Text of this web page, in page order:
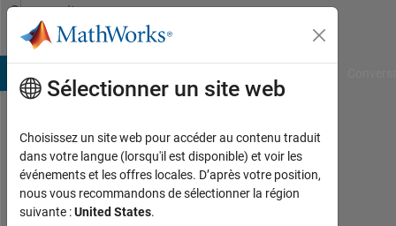
Passer au contenu
Community
Profile
Mariana
Guerrero
Last
Sélectionner un site web
Choisissez un site web pour accéder au contenu traduit
dans votre langue (lorsqu'il est disponible) et voir les
événements et les offres locales. D’après votre position,
nous vous recommandons de sélectionner la région
suivante :United States.